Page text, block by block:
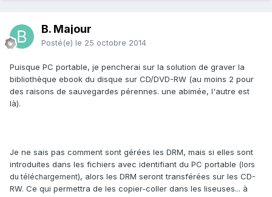
B. Majour
Posté(e) le 25 octobre 2014
Puisque PC portable, je pencherai sur la solution de graver la
bibliothèque ebook du disque sur CD/DVD-RW (au moins 2 pour
des raisons de sauvegardes pérennes. une abimée, l'autre est
là).
Je ne sais pas comment sont gérées les DRM, mais si elles sont
introduites dans les fichiers avec identifiant du PC portable (lors
du téléchargement), alors les DRM seront transférées sur les CD-
RW. Ce qui permettra de les copier-coller dans les liseuses... à